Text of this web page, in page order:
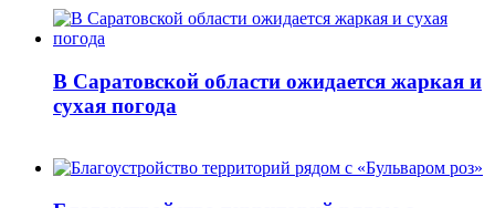
В Саратовской области ожидается жаркая и
сухая погода